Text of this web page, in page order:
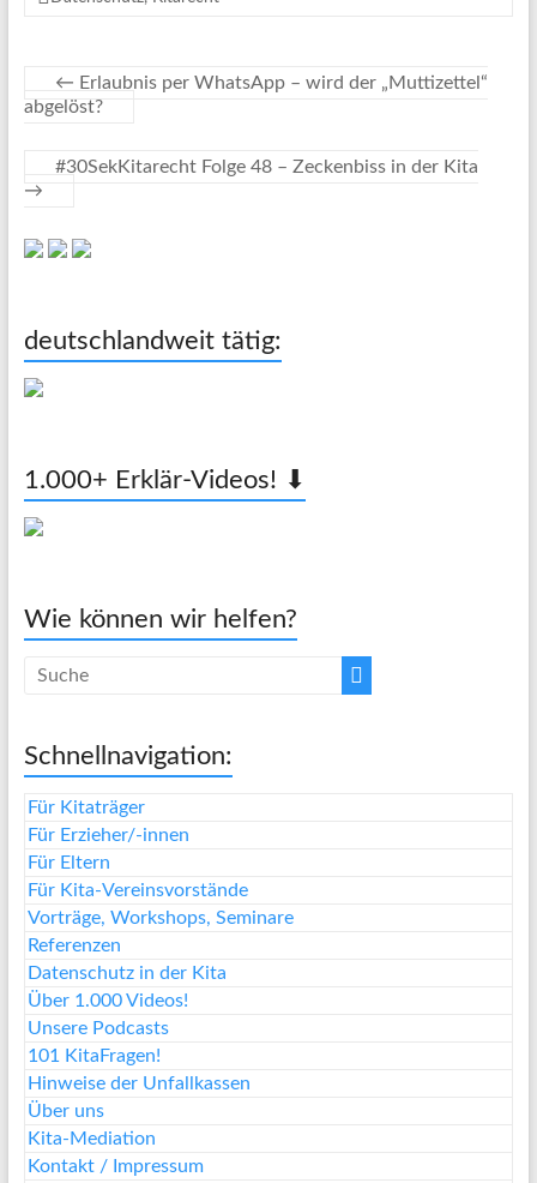
← Erlaubnis per WhatsApp – wird der „Muttizettel“
abgelöst?
#30SekKitarecht Folge 48 – Zeckenbiss in der Kita
→
deutschlandweit tätig:
1.000+ Erklär-Videos! ⬇
Wie können wir helfen?
Schnellnavigation:
Für Kitaträger
Für Erzieher/-innen
Für Eltern
Für Kita-Vereinsvorstände
Vorträge, Workshops, Seminare
Referenzen
Datenschutz in der Kita
Über 1.000 Videos!
Unsere Podcasts
101 KitaFragen!
Hinweise der Unfallkassen
Über uns
Kita-Mediation
Kontakt / Impressum